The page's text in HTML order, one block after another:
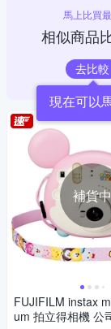
馬上比買
相似商品
去比較
現在可以
補貨中
FUJIFILM instax
um 拍立得相機 公